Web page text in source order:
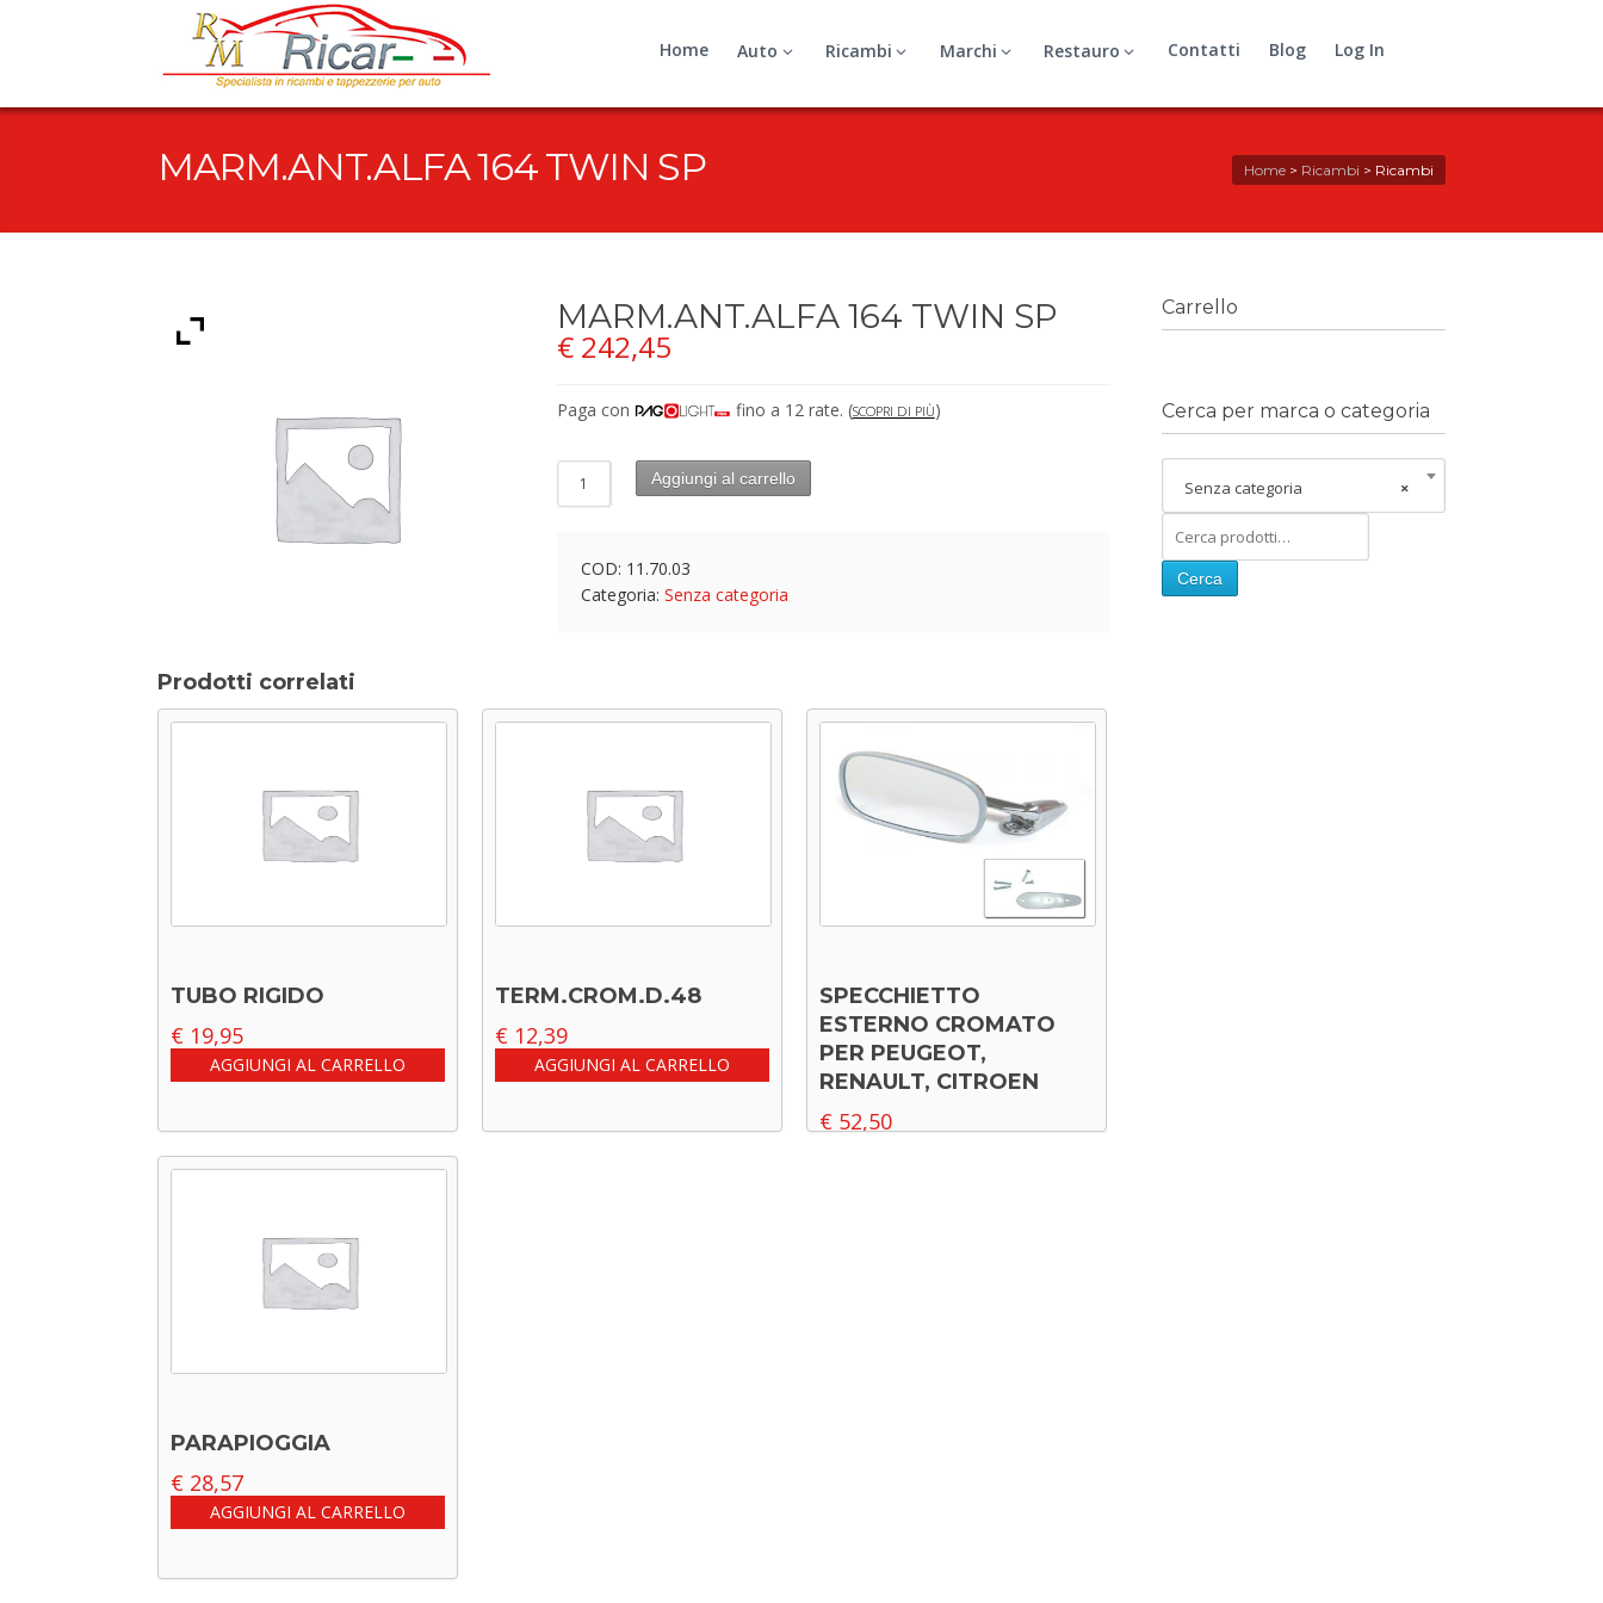
Home Auto Ricambi Marchi Restauro Contatti Blog Log In
MARM.ANT.ALFA 164 TWIN SP Home> Ricambi > Ricambi
MARM.ANT.ALFA 164 TWIN SP
€ 242,45
Paga con fino a 12 rate. (SCOPRI DI PIÙ)
Aggiungi al carrello
COD: 11.70.03
Categoria: Senza categoria
Prodotti correlati
TUBO RIGIDO
€ 19,95
AGGIUNGI AL CARRELLO
TERM.CROM.D.48
€ 12,39
AGGIUNGI AL CARRELLO
SPECCHIETTO
ESTERNO CROMATO
PER PEUGEOT,
RENAULT, CITROEN
€ 52,50
PARAPIOGGIA
€ 28,57
AGGIUNGI AL CARRELLO
Carrello
Cerca per marca o categoria
×
Senza categoria
Cerca